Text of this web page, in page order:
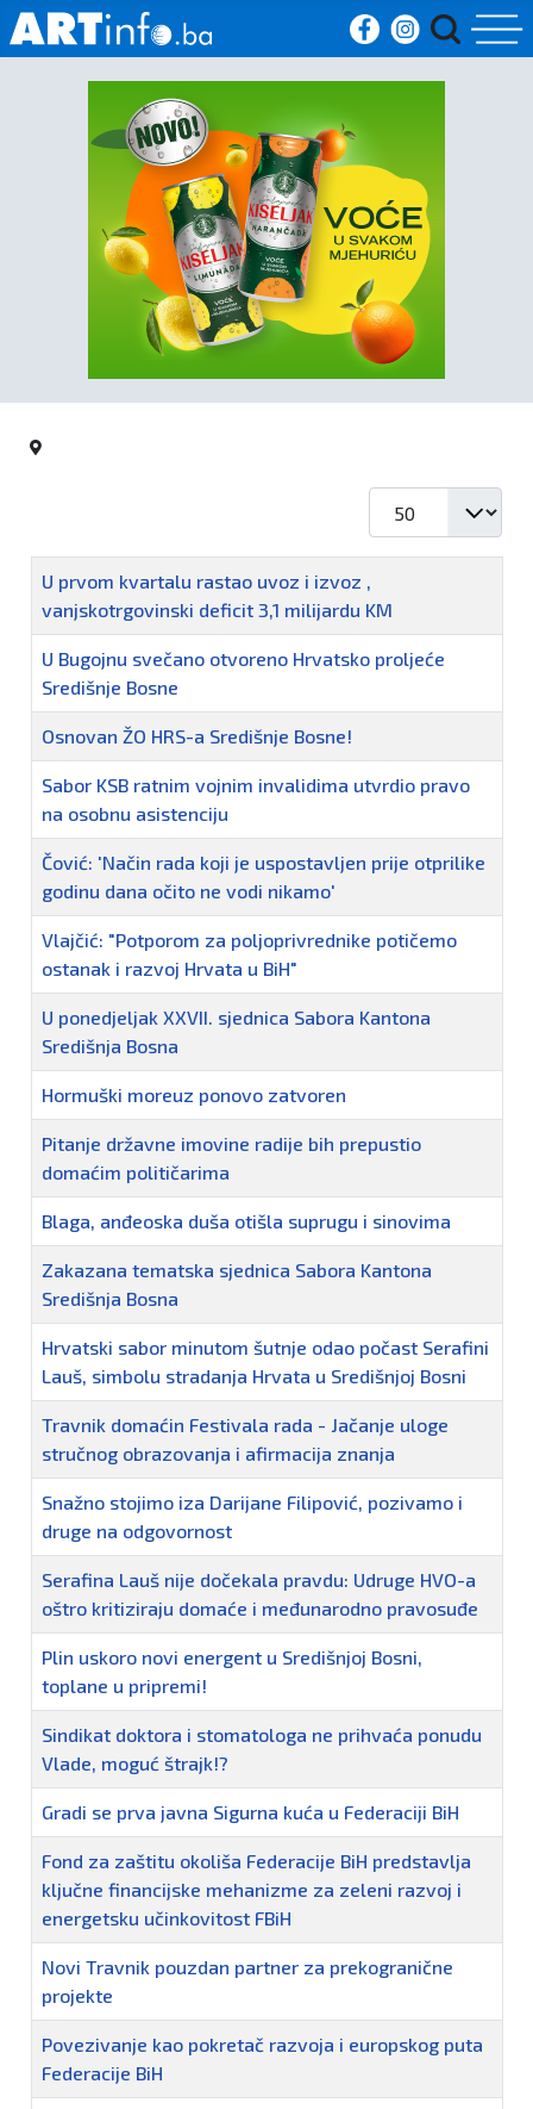
Početna
Sport
kronika
Politika
Naziv
U prvom kvartalu rastao uvoz i izvoz ,
vanjskotrgovinski deficit 3,1 milijardu KM
U Bugojnu svečano otvoreno Hrvatsko proljeće
Središnje Bosne
Osnovan ŽO HRS-a Središnje Bosne!
Sabor KSB ratnim vojnim invalidima utvrdio pravo
na osobnu asistenciju
Čović: 'Način rada koji je uspostavljen prije otprilike
godinu dana očito ne vodi nikamo'
Vlajčić: "Potporom za poljoprivrednike potičemo
ostanak i razvoj Hrvata u BiH"
U ponedjeljak XXVII. sjednica Sabora Kantona
Središnja Bosna
Hormuški moreuz ponovo zatvoren
Pitanje državne imovine radije bih prepustio
domaćim političarima
Blaga, anđeoska duša otišla suprugu i sinovima
Zakazana tematska sjednica Sabora Kantona
Središnja Bosna
Hrvatski sabor minutom šutnje odao počast Serafini
Lauš, simbolu stradanja Hrvata u Središnjoj Bosni
Travnik domaćin Festivala rada - Jačanje uloge
stručnog obrazovanja i afirmacija znanja
Snažno stojimo iza Darijane Filipović, pozivamo i
druge na odgovornost
Serafina Lauš nije dočekala pravdu: Udruge HVO-a
oštro kritiziraju domaće i međunarodno pravosuđe
Plin uskoro novi energent u Središnjoj Bosni,
toplane u pripremi!
Sindikat doktora i stomatologa ne prihvaća ponudu
Vlade, moguć štrajk!?
Gradi se prva javna Sigurna kuća u Federaciji BiH
Fond za zaštitu okoliša Federacije BiH predstavlja
ključne financijske mehanizme za zeleni razvoj i
energetsku učinkovitost FBiH
Novi Travnik pouzdan partner za prekogranične
projekte
Povezivanje kao pokretač razvoja i europskog puta
Federacije BiH